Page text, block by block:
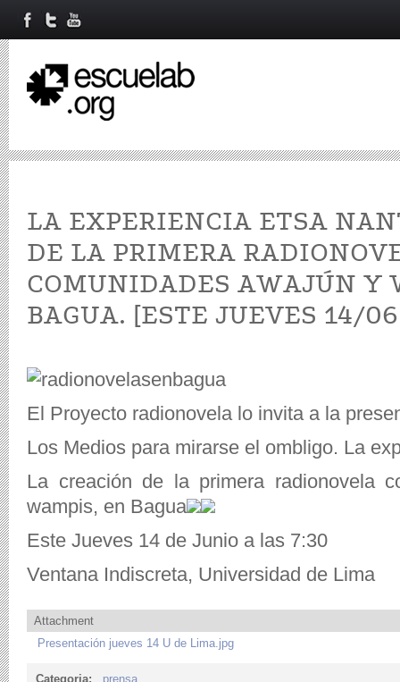
LA EXPERIENCIA ETSA
DE LA PRIMERA
COMUNIDADES AWAJÚN Y
BAGUA. [ESTE JUEVES 14/
El Proyecto radionovela lo invita a la
Los Medios para mirarse el ombligo. La
La creación de la primera radionovela
wampis, en Bagua
Este Jueves 14 de Junio a las 7:30
Ventana Indiscreta, Universidad de Lima
Attachment
Presentación jueves 14 U de Lima.jpg
Categoria: prensa